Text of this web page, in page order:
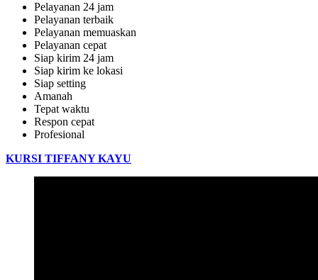
Pelayanan 24 jam
Pelayanan terbaik
Pelayanan memuaskan
Pelayanan cepat
Siap kirim 24 jam
Siap kirim ke lokasi
Siap setting
Amanah
Tepat waktu
Respon cepat
Profesional
KURSI TIFFANY KAYU